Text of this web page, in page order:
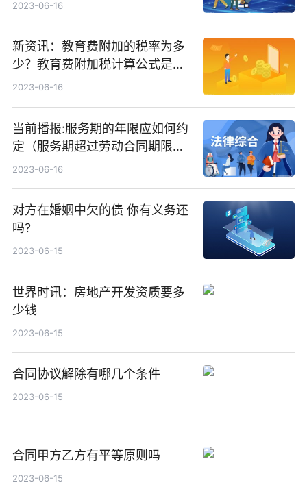
2023-06-16
新资讯：教育费附加的税率为多
少？教育费附加税计算公式是什
么？
2023-06-16
当前播报:服务期的年限应如何约
定（服务期超过劳动合同期限怎
么办）
2023-06-16
对方在婚姻中欠的债 你有义务还
吗?
2023-06-15
世界时讯：房地产开发资质要多
少钱
2023-06-15
合同协议解除有哪几个条件
2023-06-15
合同甲方乙方有平等原则吗
2023-06-15